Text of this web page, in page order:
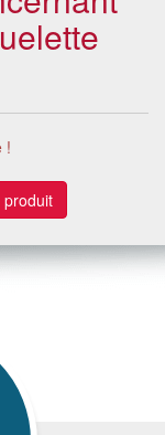
!
produit